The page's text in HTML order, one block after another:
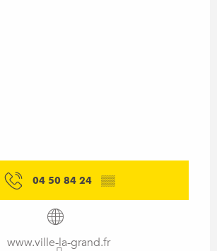
04 50 84 24 ▒▒
www.ville-la-grand.fr